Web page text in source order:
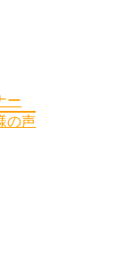
ー
の声